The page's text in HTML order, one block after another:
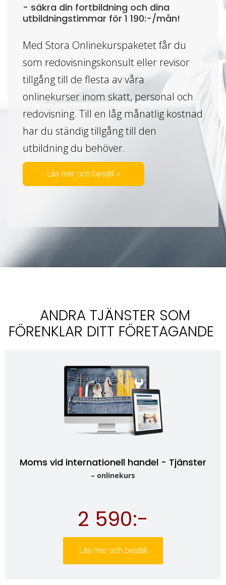
- säkra din fortbildning och dina
utbildningstimmar för 1 190:-/mån!
Med Stora Onlinekurspaketet får du
som redovisningskonsult eller revisor
tillgång till de flesta av våra
onlinekurser inom skatt, personal och
redovisning. Till en låg månatlig kostnad
har du ständig tillgång till den
utbildning du behöver.
Läs mer och beställ »
ANDRA TJÄNSTER SOM
FÖRENKLAR DITT FÖRETAGANDE
Moms vid internationell handel - Tjänster
– onlinekurs
2 590:-
Läs mer och beställ